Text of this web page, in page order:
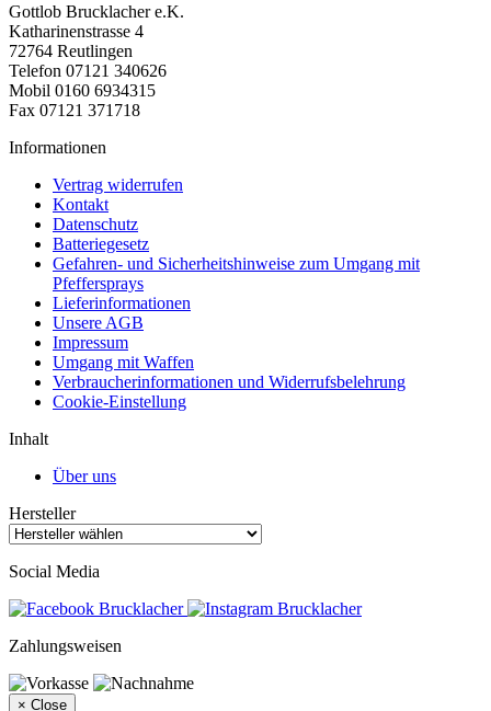
Gottlob Brucklacher e.K.
Katharinenstrasse 4
72764 Reutlingen
Telefon 07121 340626
Mobil 0160 6934315
Fax 07121 371718
Informationen
Vertrag widerrufen
Kontakt
Datenschutz
Batteriegesetz
Gefahren- und Sicherheitshinweise zum Umgang mit
Pfeffersprays
Lieferinformationen
Unsere AGB
Impressum
Umgang mit Waffen
Verbraucherinformationen und Widerrufsbelehrung
Cookie-Einstellung
Inhalt
Über uns
Hersteller
Social Media
Zahlungsweisen
× Close